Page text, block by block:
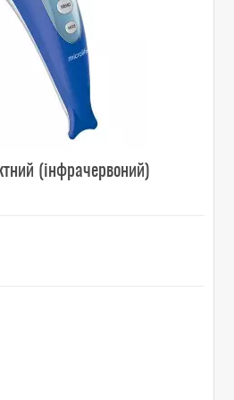
(інфрачервоний)